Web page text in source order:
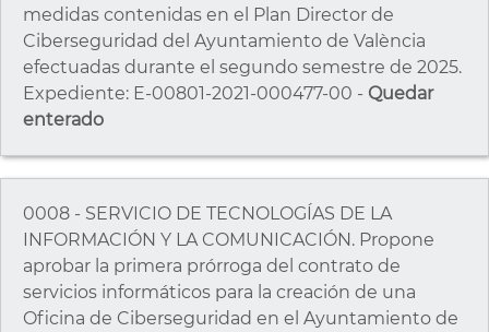
medidas contenidas en el Plan Director de
Ciberseguridad del Ayuntamiento de València
efectuadas durante el segundo semestre de 2025.
Expediente: E-00801-2021-000477-00 - Quedar
enterado
0008 - SERVICIO DE TECNOLOGÍAS DE LA
INFORMACIÓN Y LA COMUNICACIÓN. Propone
aprobar la primera prórroga del contrato de
servicios informáticos para la creación de una
Oficina de Ciberseguridad en el Ayuntamiento de